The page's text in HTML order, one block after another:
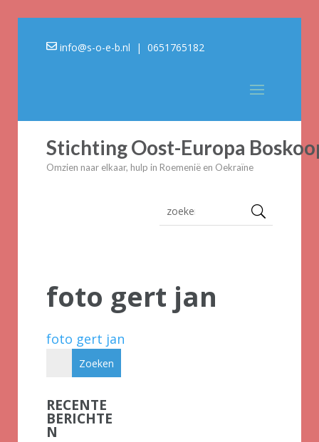
info@s-o-e-b.nl | 0651765182
Stichting Oost-Europa
Omzien naar elkaar, hulp in Roemenië en Oekraïne
foto gert jan
foto gert jan
RECENTE
BERICHTE
N